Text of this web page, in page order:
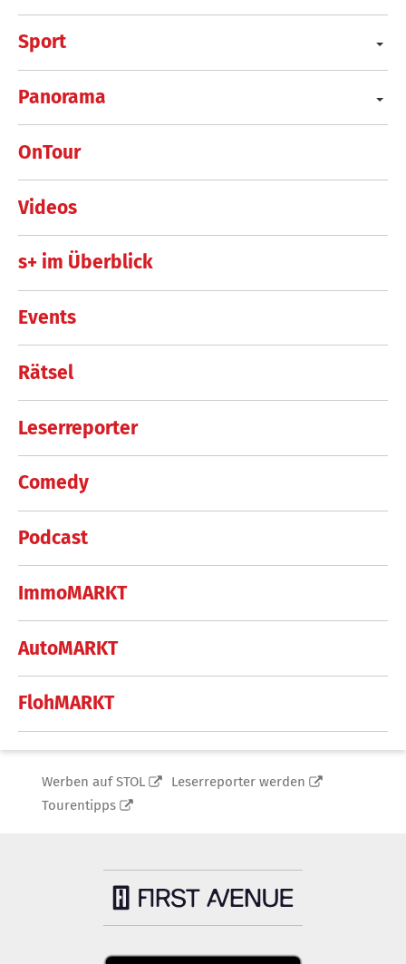
Sport
Panorama
OnTour
Videos
s+ im Überblick
Events
Rätsel
Leserreporter
Comedy
Podcast
ImmoMARKT
AutoMARKT
FlohMARKT
Werben auf STOL
Leserreporter werden
Tourentipps